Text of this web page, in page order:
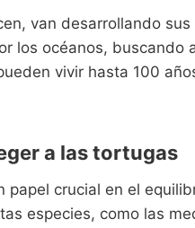
van desarrollando
los océanos, buscando
vivir hasta 100
a las tortugas
papel crucial en el
especies, como las